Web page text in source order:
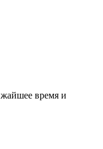
время и